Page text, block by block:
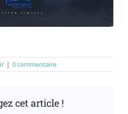
| 0 commentaire
cet article !